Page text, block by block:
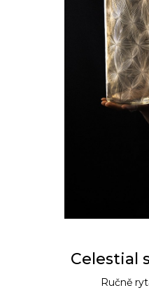
Celestial
Ručně